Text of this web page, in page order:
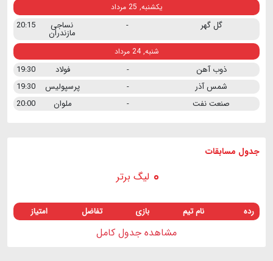
یکشنبه, 25 مرداد
گل گهر - نساجی
مازندران
20:15
شنبه, 24 مرداد
ذوب آهن - فولاد
19:30
شمس آذر
- پرسپولیس
19:30
صنعت نفت
- ملوان 20:00
جدول مسابقات
لیگ برتر
رده نام تیم بازی تفاضل امتیاز
مشاهده جدول کامل